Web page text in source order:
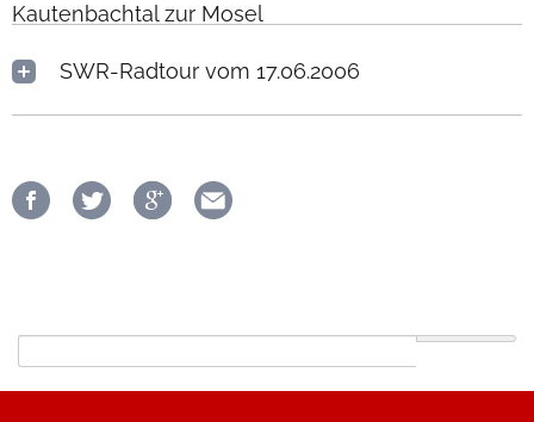
Kautenbachtal zur Mosel
SWR-Radtour vom 17.06.2006